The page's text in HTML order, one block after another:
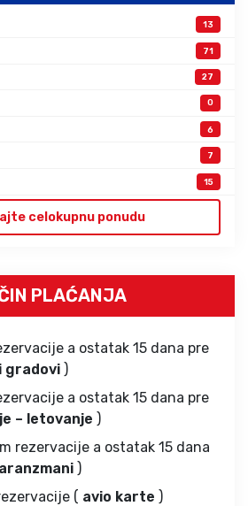
13
71
27
0
6
7
15
celokupnu ponudu
PLAĆANJA
a ostatak 15 dana pre
gradovi )
a ostatak 15 dana pre
– letovanje )
rezervacije a ostatak 15 dana
)
( avio karte )